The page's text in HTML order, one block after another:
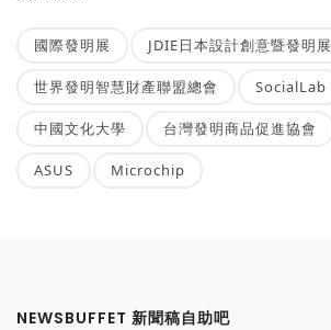
國際發明展 JDIE日本設計創意暨發明展
世界發明智慧財產聯盟總會 SocialLab
中國文化大學 台灣發明商品促進協會
ASUS Microchip
NEWSBUFFET 新聞稿自助吧